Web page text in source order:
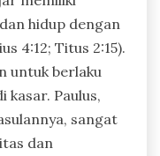
hidup dengan
4:12; Titus 2:15).
untuk berlaku
kasar. Paulus,
sangat
dan